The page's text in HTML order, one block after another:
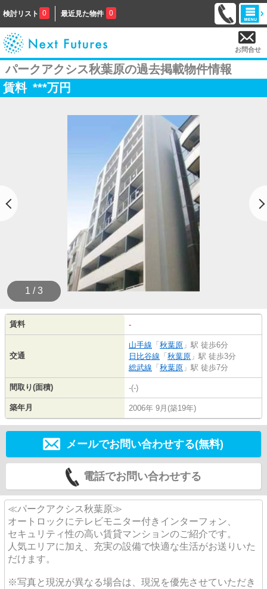
検討リスト 0 最近見た物件 0
お問合せ
パークアクシス秋葉原の過去掲載物件情報
賃料 ***万円
1 / 3
賃料 -
交通
山手線 「 秋葉原 」駅 徒歩6分
日比谷線 「 秋葉原 」駅 徒歩3分
総武線 「 秋葉原 」駅 徒歩7分
間取り(面積) -(-)
築年月 2006年 9月(築19年)
メールでお問い合わせする(無料)
電話でお問い合わせする
≪パークアクシス秋葉原≫
オートロックにテレビモニター付きインターフォン、
セキュリティ性の高い賃貸マンションのご紹介です。
人気エリアに加え、充実の設備で快適な生活がお送りいた
だけます。
※写真と現況が異なる場合は、現況を優先させていただき